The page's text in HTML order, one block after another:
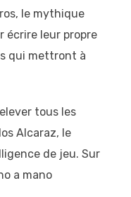
le mythique
écrire leur propre
qui mettront à
tous les
Alcaraz, le
de jeu. Sur
a mano